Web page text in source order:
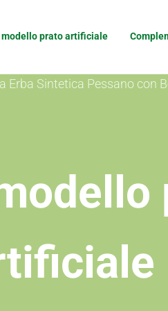
modello prato artificiale